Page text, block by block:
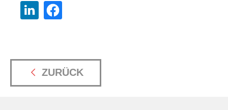
ZURÜCK